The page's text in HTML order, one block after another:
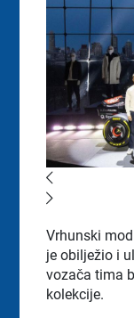
Vrhunski
je obilježio i
vozača tima
kolekcije.